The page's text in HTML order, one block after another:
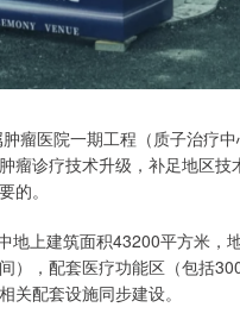
瘤医院一期工程（质子治疗
瘤诊疗技术升级，补足地区
的。
上建筑面积43200平方米，
），配套医疗功能区（包括
配套设施同步建设。